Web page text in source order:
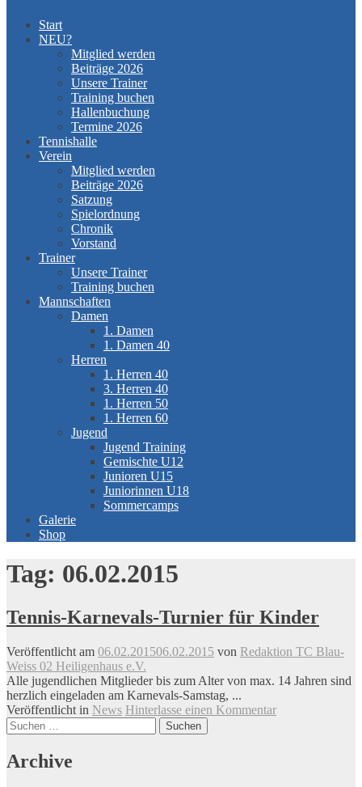
Start
NEU?
Mitglied werden
Beiträge 2026
Unsere Trainer
Training buchen
Hallenbuchung
Termine 2026
Tennishalle
Verein
Mitglied werden
Beiträge 2026
Satzung
Spielordnung
Chronik
Vorstand
Trainer
Unsere Trainer
Training buchen
Mannschaften
Damen
1. Damen
1. Damen 40
Herren
1. Herren 40
3. Herren 40
1. Herren 50
1. Herren 60
Jugend
Jugend Training
Gemischte U12
Junioren U15
Juniorinnen U18
Sommercamps
Galerie
Shop
Tag: 06.02.2015
Tennis-Karnevals-Turnier für Kinder
Veröffentlicht am 06.02.201506.02.2015 von Redaktion TC Blau-
Weiss 02 Heiligenhaus e.V.
Alle jugendlichen Mitglieder bis zum Alter von max. 14 Jahren sind
herzlich eingeladen am Karnevals-Samstag, ...
Veröffentlicht in News Hinterlasse einen Kommentar
Beitrags-
Navigation
Suchen
nach:
Archive